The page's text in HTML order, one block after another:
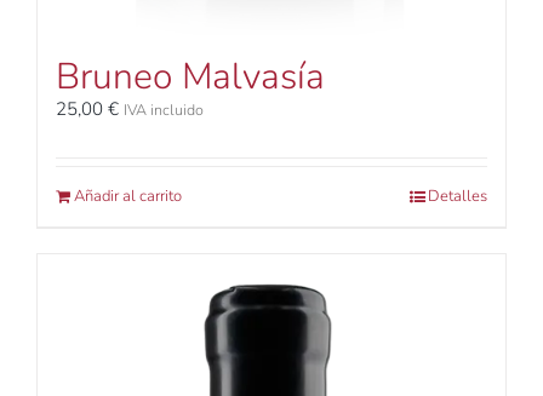
Bruneo Malvasía
25,00 € IVA incluido
Añadir al carrito Detalles